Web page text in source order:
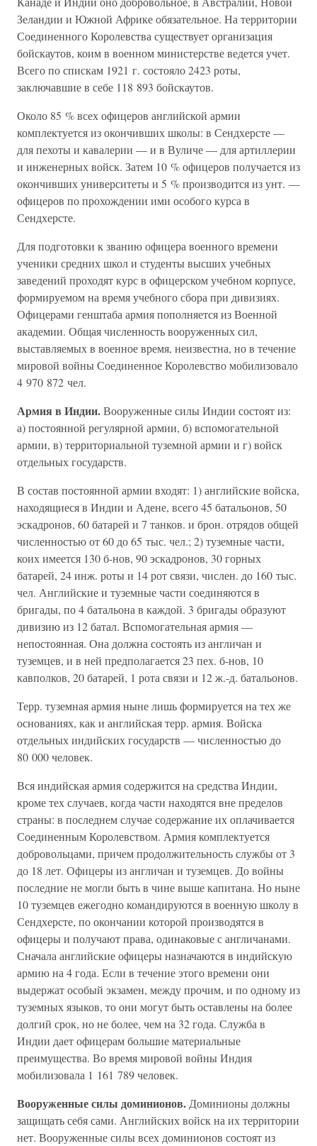
Зеландии и Южной Африке обязательное. На территории
Соединенного Королевства существует организация
бойскаутов, коим в военном министерстве ведется учет.
Всего по спискам 1921 г. состояло 2423 роты,
заключавшие в себе 118 893 бойскаутов.
Около 85 % всех офицеров английской армии
комплектуется из окончивших школы: в Сендхерсте —
для пехоты и кавалерии — и в Вуличе — для артиллерии
и инженерных войск. Затем 10 % офицеров получается из
окончивших университеты и 5 % производится из унт. —
офицеров по прохождении ими особого курса в
Сендхерсте.
Для подготовки к званию офицера военного времени
ученики средних школ и студенты высших учебных
заведений проходят курс в офицерском учебном корпусе,
формируемом на время учебного сбора при дивизиях.
Офицерами генштаба армия пополняется из Военной
академии. Общая численность вооруженных сил,
выставляемых в военное время, неизвестна, но в течение
мировой войны Соединенное Королевство мобилизовало
4 970 872 чел.
Армия в Индии.Вооруженные силы Индии состоят из:
а) постоянной регулярной армии, б) вспомогательной
армии, в) территориальной туземной армии и г) войск
отдельных государств.
В состав постоянной армии входят: 1) английские войска,
находящиеся в Индии и Адене, всего 45 батальонов, 50
эскадронов, 60 батарей и 7 танков. и брон. отрядов общей
численностью от 60 до 65 тыс. чел.; 2) туземные части,
коих имеется 130 б-нов, 90 эскадронов, 30 горных
батарей, 24 инж. роты и 14 рот связи, числен. до 160 тыс.
чел. Английские и туземные части соединяются в
бригады, по 4 батальона в каждой. 3 бригады образуют
дивизию из 12 батал. Вспомогательная армия —
непостоянная. Она должна состоять из англичан и
туземцев, и в ней предполагается 23 пех. б-нов, 10
кавполков, 20 батарей, 1 рота связи и 12 ж.-д. батальонов.
Терр. туземная армия ныне лишь формируется на тех же
основаниях, как и английская терр. армия. Войска
отдельных индийских государств — численностью до
80 000 человек.
Вся индийская армия содержится на средства Индии,
кроме тех случаев, когда части находятся вне пределов
страны: в последнем случае содержание их оплачивается
Соединенным Королевством. Армия комплектуется
добровольцами, причем продолжительность службы от 3
до 18 лет. Офицеры из англичан и туземцев. До войны
последние не могли быть в чине выше капитана. Но ныне
10 туземцев ежегодно командируются в военную школу в
Сендхерсте, по окончании которой производятся в
офицеры и получают права, одинаковые с англичанами.
Сначала английские офицеры назначаются в индийскую
армию на 4 года. Если в течение этого времени они
выдержат особый экзамен, между прочим, и по одному из
туземных языков, то они могут быть оставлены на более
долгий срок, но не более, чем на 32 года. Служба в
Индии дает офицерам большие материальные
преимущества. Во время мировой войны Индия
мобилизовала 1 161 789 человек.
Вооруженные силы доминионов. Доминионы должны
защищать себя сами. Английских войск на их территории
нет. Вооруженные силы всех доминионов состоят из